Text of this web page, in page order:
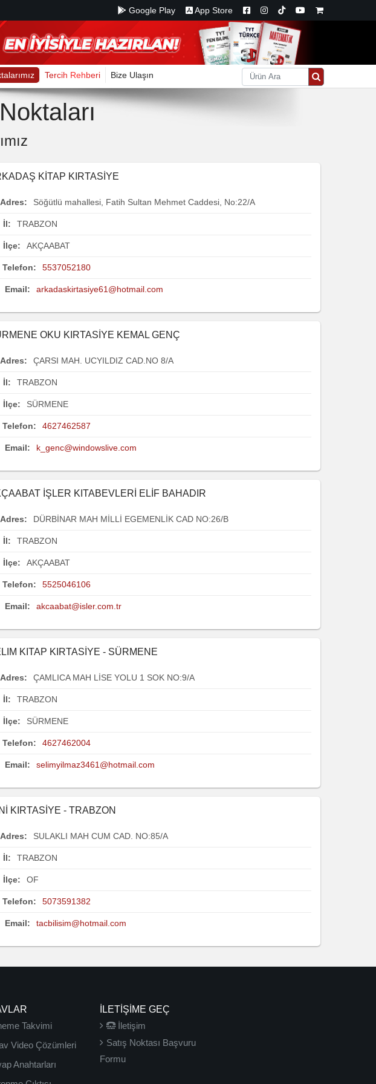
Google Play App Store
Tercih Rehberi Bize Ulaşın
KİTAP KIRTASİYE
Adres: Söğütlü mahallesi, Fatih Sultan Mehmet Caddesi, No:22/A
İl: TRABZON
İlçe: AKÇAABAT
Telefon: 5537052180
Email: arkadaskirtasiye61@hotmail.com
OKU KIRTASİYE KEMAL GENÇ
Adres: ÇARSI MAH. UCYILDIZ CAD.NO 8/A
İl: TRABZON
İlçe: SÜRMENE
Telefon: 4627462587
Email: k_genc@windowslive.com
İŞLER KITABEVLERİ ELİF BAHADIR
Adres: DÜRBİNAR MAH MİLLİ EGEMENLİK CAD NO:26/B
İl: TRABZON
İlçe: AKÇAABAT
Telefon: 5525046106
Email: akcaabat@isler.com.tr
KITAP KIRTASİYE - SÜRMENE
Adres: ÇAMLICA MAH LİSE YOLU 1 SOK NO:9/A
İl: TRABZON
İlçe: SÜRMENE
Telefon: 4627462004
Email: selimyilmaz3461@hotmail.com
KIRTASİYE - TRABZON
Adres: SULAKLI MAH CUM CAD. NO:85/A
İl: TRABZON
İlçe: OF
Telefon: 5073591382
Email: tacbilisim@hotmail.com
Takvimi
Video Çözümleri
Anahtarları
İLETIŞIME GEÇ
İletişim
Satış Noktası Başvuru
Formu